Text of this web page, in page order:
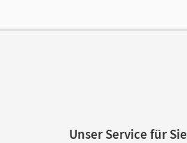
Unser Service für Sie